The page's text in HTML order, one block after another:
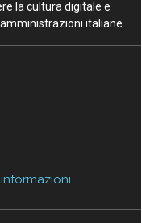
la cultura digitale e
italiane.